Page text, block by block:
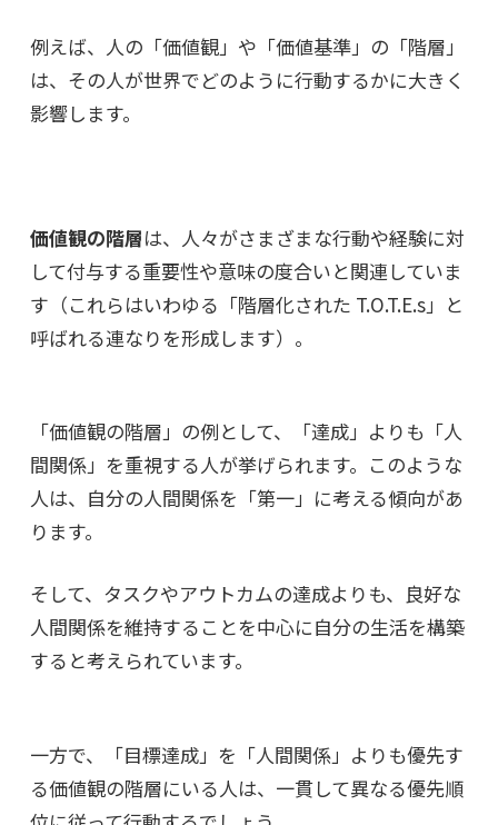
例えば、人の「価値観」や「価値基準」の「階層」
は、その人が世界でどのように行動するかに大きく
影響します。
価値観の階層は、人々がさまざまな行動や経験に対
して付与する重要性や意味の度合いと関連していま
す（これらはいわゆる「階層化された T.O.T.E.s」と
呼ばれる連なりを形成します）。
「価値観の階層」の例として、「達成」よりも「人
間関係」を重視する人が挙げられます。このような
人は、自分の人間関係を「第一」に考える傾向があ
ります。
そして、タスクやアウトカムの達成よりも、良好な
人間関係を維持することを中心に自分の生活を構築
すると考えられています。
一方で、「目標達成」を「人間関係」よりも優先す
る価値観の階層にいる人は、一貫して異なる優先順